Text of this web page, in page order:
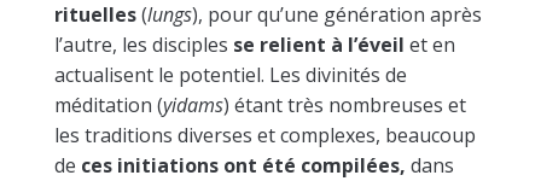
rituelles(lungs), pour qu’une génération après
l’autre, les disciples se relient à l’éveil et en
actualisent le potentiel. Les divinités de
méditation (yidams) étant très nombreuses et
les traditions diverses et complexes, beaucoup
de ces initiations ont été compilées, dans